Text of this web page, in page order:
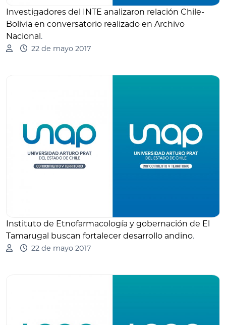
Investigadores del INTE analizaron relación Chile-
Bolivia en conversatorio realizado en Archivo
Nacional.
22 de mayo 2017
Instituto de Etnofarmacología y gobernación de El
Tamarugal buscan fortalecer desarrollo andino.
22 de mayo 2017